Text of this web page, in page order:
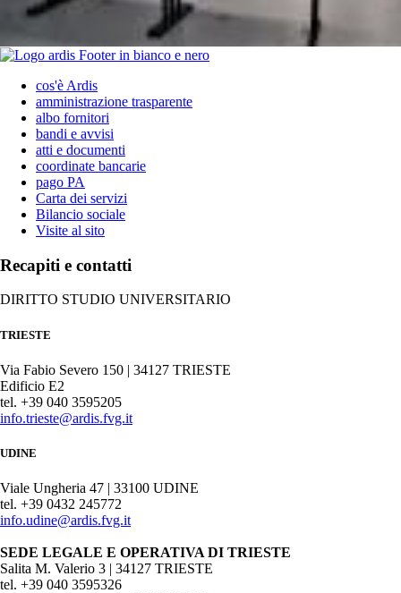
cos'è Ardis
amministrazione trasparente
albo fornitori
bandi e avvisi
atti e documenti
coordinate bancarie
pago PA
Carta dei servizi
Bilancio sociale
Visite al sito
Recapiti e contatti
DIRITTO STUDIO UNIVERSITARIO
TRIESTE
Via Fabio Severo 150 | 34127 TRIESTE
Edificio E2
tel. +39 040 3595205
info.trieste@ardis.fvg.it
UDINE
Viale Ungheria 47 | 33100 UDINE
tel. +39 0432 245772
info.udine@ardis.fvg.it
SEDE LEGALE E OPERATIVA DI TRIESTE
Salita M. Valerio 3 | 34127 TRIESTE
tel. +39 040 3595326